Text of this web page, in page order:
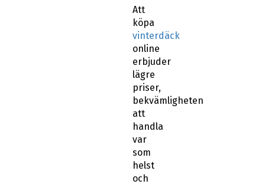
Att
köpa
vinterdäck
online
erbjuder
lägre
priser,
bekvämligheten
att
handla
var
som
helst
och